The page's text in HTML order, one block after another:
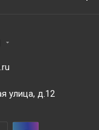
улица, д.12